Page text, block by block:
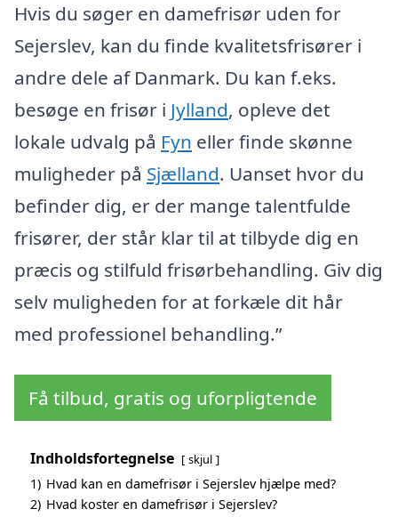
Hvis du søger en damefrisør uden for
Sejerslev, kan du finde kvalitetsfrisører i
andre dele af Danmark. Du kan f.eks.
besøge en frisør i Jylland, opleve det
lokale udvalg på Fyn eller finde skønne
muligheder på Sjælland. Uanset hvor du
befinder dig, er der mange talentfulde
frisører, der står klar til at tilbyde dig en
præcis og stilfuld frisørbehandling. Giv dig
selv muligheden for at forkæle dit hår
med professionel behandling.”
Få tilbud, gratis og uforpligtende
Indholdsfortegnelse skjul
1) Hvad kan en damefrisør i Sejerslev hjælpe med?
2) Hvad koster en damefrisør i Sejerslev?